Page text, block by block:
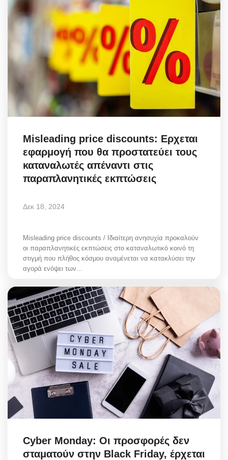
Misleading price discounts: Ερχεται
εφαρμογή που θα προστατεύει τους
καταναλωτές απέναντι στις
παραπλανητικές εκπτώσεις
Δεκ 18, 2024
Misleading price discounts / Ιδιαίτερη ανησυχία προκαλούν
οι παραπλανητικές εκπτώσεις στο καταναλωτικό κοινό τη
στιγμή που πλήθος κόσμου αναμένεται να κατακλύσει την
αγορά ενόψει των...
Cyber Monday: Οι προσφορές δεν
σταματούν στην Black Friday, έρχεται